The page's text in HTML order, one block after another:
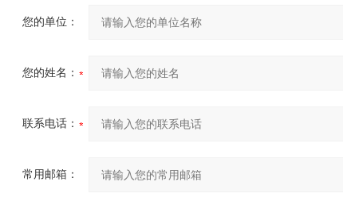
您的单位：
您的姓名：
联系电话：
常用邮箱：